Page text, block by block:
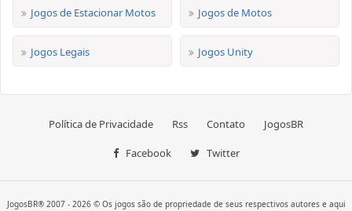
Jogos de Estacionar Motos Jogos de Motos
Jogos Legais Jogos Unity
Política de Privacidade Rss Contato JogosBR
Facebook Twitter
JogosBR® 2007 - 2026 © Os jogos são de propriedade de seus respectivos autores e aqui